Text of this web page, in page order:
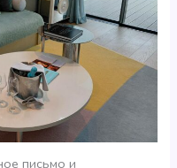
письмо и